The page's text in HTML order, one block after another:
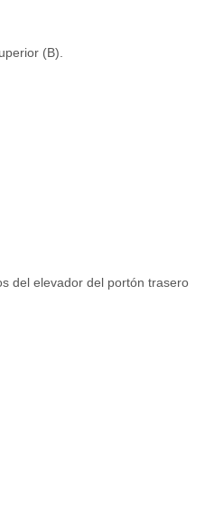
(B).
del elevador del portón trasero